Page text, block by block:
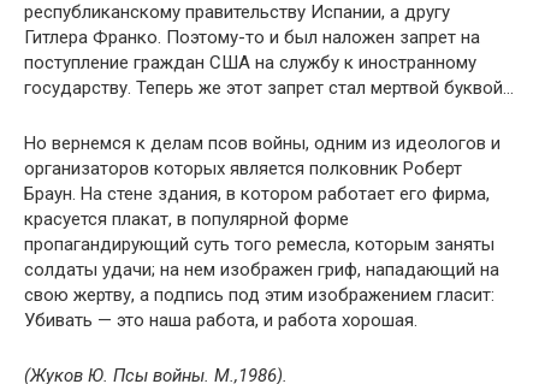
республиканскому правительству Испании, а другу
Гитлера Франко. Поэтому-то и был наложен запрет на
поступление граждан США на службу к иностранному
государству. Теперь же этот запрет стал мертвой буквой…
Но вернемся к делам псов войны, одним из идеологов и
организаторов которых является полковник Роберт
Браун. На стене здания, в котором работает его фирма,
красуется плакат, в популярной форме
пропагандирующий суть того ремесла, которым заняты
солдаты удачи; на нем изображен гриф, нападающий на
свою жертву, а подпись под этим изображением гласит:
Убивать — это наша работа, и работа хорошая.
(Жуков Ю. Псы войны. М.,1986).